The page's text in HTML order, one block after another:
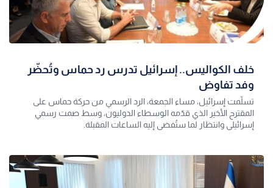
خلف الكواليس.. إسرائيل تدرس رد حماس وتُحضّر
وفد تفاوض
تسلّمت إسرائيل، مساء الجمعة، الرد الرسمي من حركة حماس على
المقترح الأخير الذي قدّمه الوسطاء الدوليون، وسط صمت رسمي
إسرائيلي وانتظار لما ستُفضي إليه الساعات المقبلة.